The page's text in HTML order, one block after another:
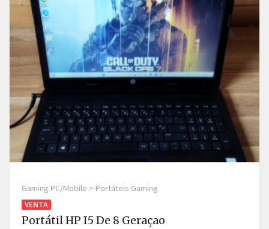
Gaming PC/Mobile > Portáteis Gaming
VENTA
Portátil HP I5 De 8 Geraçao